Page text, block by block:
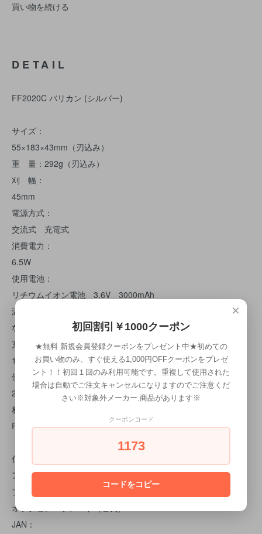
買い物を続ける
DETAIL
FF2020C バリカン (シルバー)
サイズ：
55×183×43mm（刃込み）
重 量：292g（刃込み）
刈 幅：
45mm
電源方式：
交流式 充電式
消費電力：
6.5W
使用電池：
リチウムイオン電池 3.6V 3000mAh
温度設定：
なし
充電時間：
180分
使用時間：
240分
材 質：
PP、PC、ステンレス（下刃）、チタンコーティングセラミック
付属品：
アタッチメント10種(1.5/3/4.5/6/10/13/16/19/22/25mm）
ブレード調整ツール、ドライバー、オイル、掃除ブラシ
オプション：ブレード（替刃)
JAN：
×
初回割引￥1000クーポン
★無料 新規会員登録クーポンをプレゼント中★初めての
お買い物のみ、すぐ使える1,000円OFFクーポンをプレゼ
ント！！初回１回のみ利用可能です。重複して使用された
場合は自動でご注文キャンセルになりますのでご注意くだ
さい※対象外メーカー.商品があります※
クーポンコード
1173
コードをコピー